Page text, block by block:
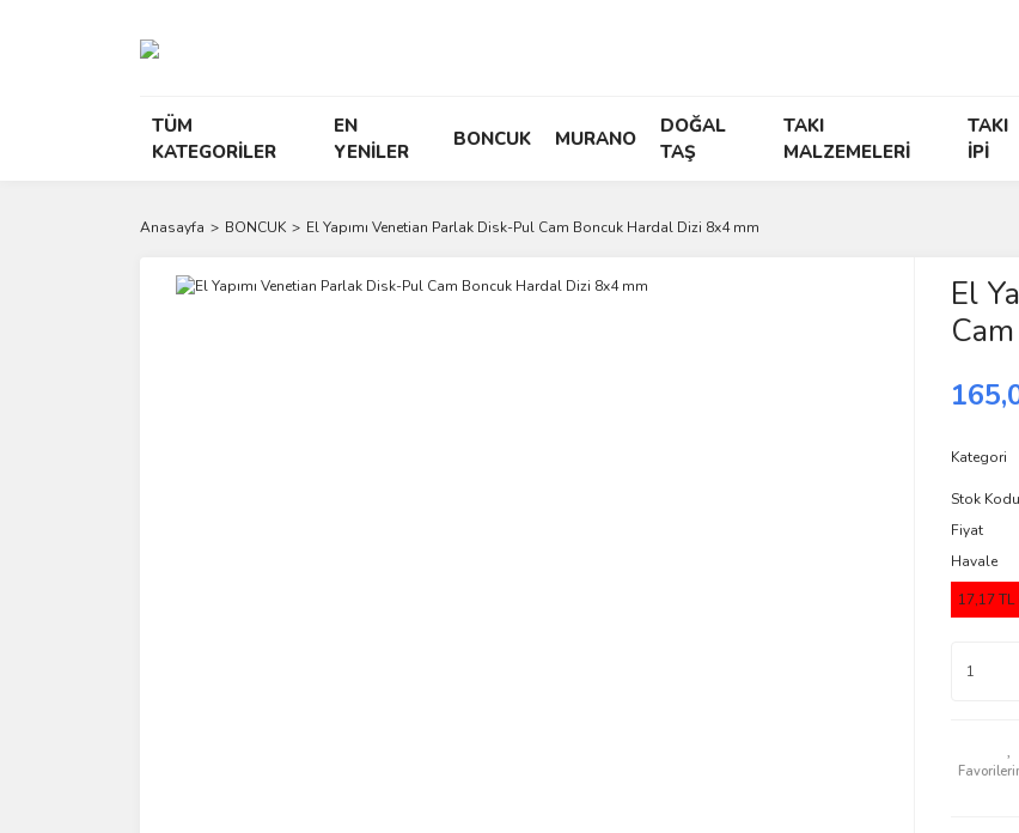
TÜM
KATEGORİLER
EN
YENİLER
BONCUK MURANO
DOĞAL
TAŞ
TAKI
MALZEMELERİ
TAKI
İPİ
Anasayfa BONCUK El Yapımı Venetian Parlak Disk-Pul Cam Boncuk Hardal Dizi 8x4 mm
El
Kategori
Stok Kodu
Fiyat
Havale
17,17